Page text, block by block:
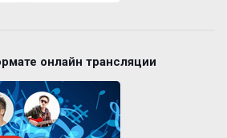
онлайн трансляции